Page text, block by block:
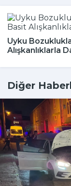
Uyku
Alışkanlıklarla
Diğer